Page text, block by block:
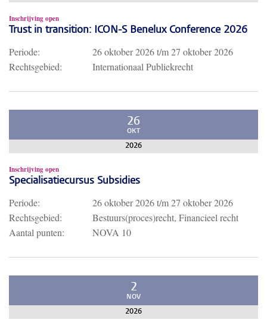
Inschrijving open
Trust in transition: ICON-S Benelux Conference 2026
Periode: 26 oktober 2026t/m27 oktober 2026
Rechtsgebied:
Internationaal Publiekrecht
26
OKT
2026
Inschrijving open
Specialisatiecursus Subsidies
Periode: 26 oktober 2026t/m27 oktober 2026
Rechtsgebied:
Bestuurs(proces)recht, Financieel recht
Aantal punten:
NOVA 10
2
NOV
2026